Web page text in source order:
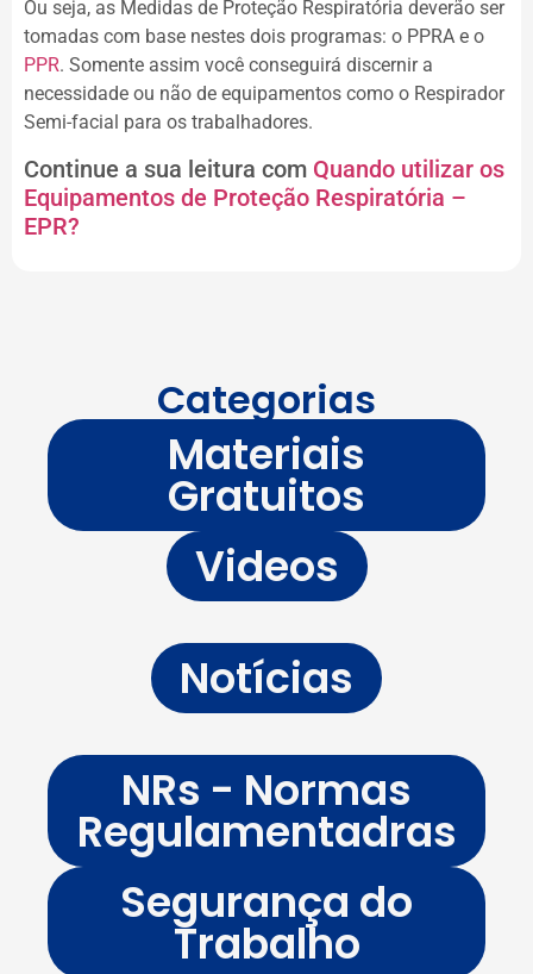
Ou seja, as Medidas de Proteção Respiratória deverão ser
tomadas com base nestes dois programas: o PPRA e o
PPR. Somente assim você conseguirá discernir a
necessidade ou não de equipamentos como o Respirador
Semi-facial para os trabalhadores.
Continue a sua leitura com Quando utilizar os
Equipamentos de Proteção Respiratória –
EPR?
Categorias
Materiais
Gratuitos
Videos
Notícias
NRs - Normas
Regulamentadras
Segurança do
Trabalho